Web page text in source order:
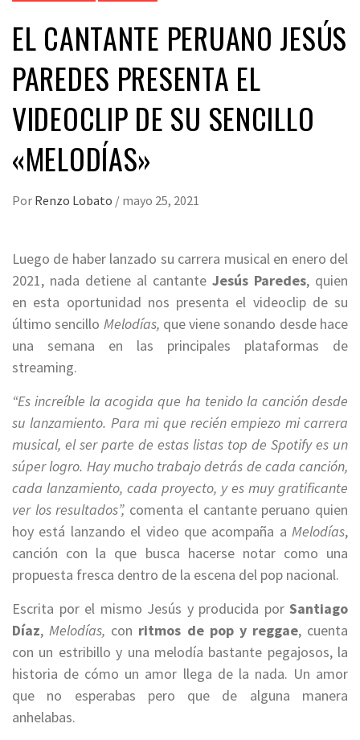
EL CANTANTE PERUANO JESÚS
PAREDES PRESENTA EL
VIDEOCLIP DE SU SENCILLO
«MELODÍAS»
Por Renzo Lobato / mayo 25, 2021
Luego de haber lanzado su carrera musical en enero del
2021, nada detiene al cantante Jesús Paredes, quien
en esta oportunidad nos presenta el videoclip de su
último sencillo Melodías, que viene sonando desde hace
una semana en las principales plataformas de
streaming.
“Es increíble la acogida que ha tenido la canción desde
su lanzamiento. Para mi que recién empiezo mi carrera
musical, el ser parte de estas listas top de Spotify es un
súper logro. Hay mucho trabajo detrás de cada canción,
cada lanzamiento, cada proyecto, y es muy gratificante
ver los resultados”, comenta el cantante peruano quien
hoy está lanzando el video que acompaña a Melodías,
canción con la que busca hacerse notar como una
propuesta fresca dentro de la escena del pop nacional.
Escrita por el mismo Jesús y producida porSantiago
Díaz,Melodías, con ritmos de pop y reggae, cuenta
con un estribillo y una melodía bastante pegajosos, la
historia de cómo un amor llega de la nada. Un amor
que no esperabas pero que de alguna manera
anhelabas.